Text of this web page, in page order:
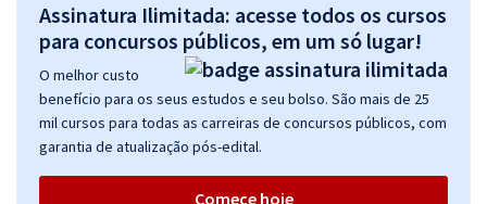
Assinatura Ilimitada: acesse todos os cursos
para concursos públicos, em um só lugar!
O melhor custo
benefício para os seus estudos e seu bolso. São mais de 25
mil cursos para todas as carreiras de concursos públicos, com
garantia de atualização pós-edital.
Comece hoje